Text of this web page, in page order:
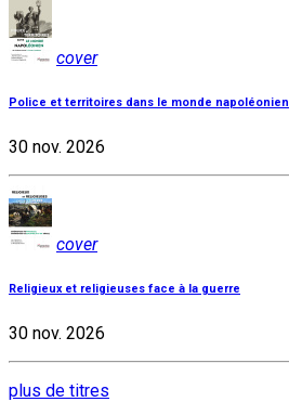
cover
Police et territoires dans le monde napoléonien
30 nov. 2026
cover
Religieux et religieuses face à la guerre
30 nov. 2026
plus de titres